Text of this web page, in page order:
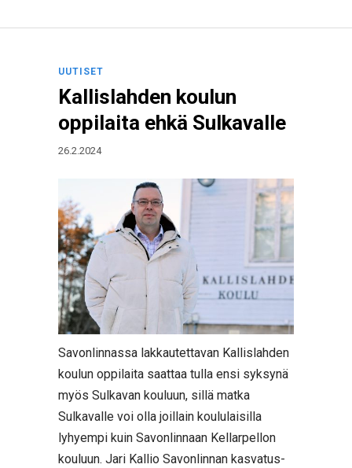
UUTISET
Kallislahden koulun
oppilaita ehkä Sulkavalle
26.2.2024
Savonlinnassa lakkautettavan Kallislahden
koulun oppilaita saattaa tulla ensi syksynä
myös Sulkavan kouluun, sillä matka
Sulkavalle voi olla joillain koululaisilla
lyhyempi kuin Savonlinnaan Kellarpellon
kouluun. Jari Kallio Savonlinnan kasvatus-